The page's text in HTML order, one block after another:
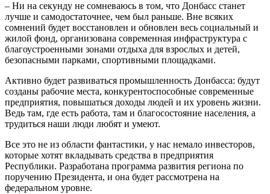
– Ни на секунду не сомневаюсь в том, что Донбасс станет
лучше и самодостаточнее, чем был раньше. Вне всяких
сомнений будет восстановлен и обновлен весь социальный и
жилой фонд, организована современная инфраструктура с
благоустроенными зонами отдыха для взрослых и детей,
безопасными парками, спортивными площадками.
Активно будет развиваться промышленность Донбасса: будут
созданы рабочие места, конкурентоспособные современные
предприятия, повышаться доходы людей и их уровень жизни.
Ведь там, где есть работа, там и благосостояние населения, а
трудиться наши люди любят и умеют.
Все это не из области фантастики, у нас немало инвесторов,
которые хотят вкладывать средства в предприятия
Республики. Разработана программа развития региона по
поручению Президента, и она будет рассмотрена на
федеральном уровне.